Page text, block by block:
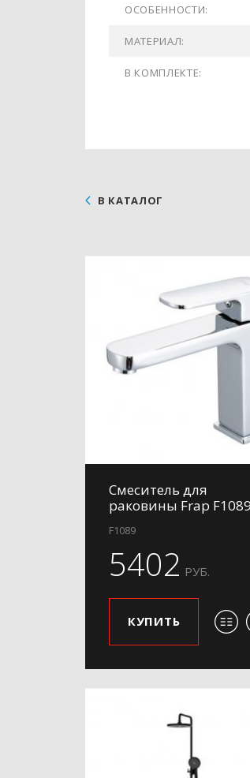
ОСОБЕННОСТИ:
МАТЕРИАЛ:
В КОМПЛЕКТЕ:
В КАТАЛОГ
Смеситель для
раковины Frap F1089
F1089
5402 РУБ.
КУПИТЬ